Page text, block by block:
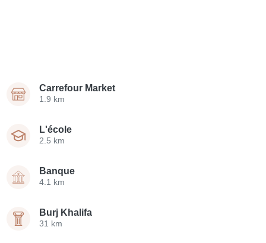
Carrefour Market
1.9 km
L'école
2.5 km
Banque
4.1 km
Burj Khalifa
31 km